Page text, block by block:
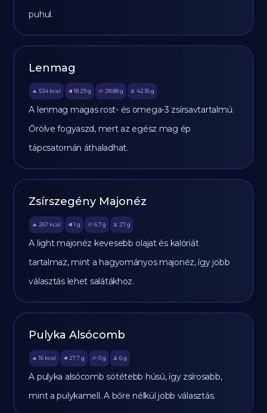
puhul.
Lenmag
🔥 534 kcal 🥩 18.29 g 🥔 28.88g 🫒 42.16 g
A lenmag magas rost- és omega-3 zsírsavtartalmú.
Őrölve fogyaszd, mert az egész mag ép
tápcsatornán áthaladhat.
Zsírszegény Majonéz
🔥 267 kcal 🥩 1 g 🥔 6.7g 🫒 27 g
A light majonéz kevesebb olajat és kalóriát
tartalmaz, mint a hagyományos majonéz, így jobb
választás lehet salátákhoz.
Pulyka Alsócomb
🔥 16 kcal 🥩 27.7 g 🥔 0g 🫒 6 g
A pulyka alsócomb sötétebb húsú, így zsírosabb,
mint a pulykamell. A bőre nélkül jobb választás.